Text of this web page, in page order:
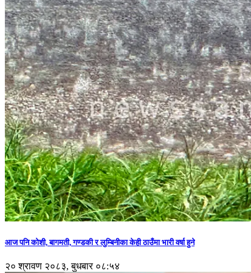
आज पनि कोशी, बागमती, गण्डकी र लुम्बिनीका केही ठाउँमा भारी वर्षा हुने
२० श्रावण २०८३, बुधबार ०८:५४